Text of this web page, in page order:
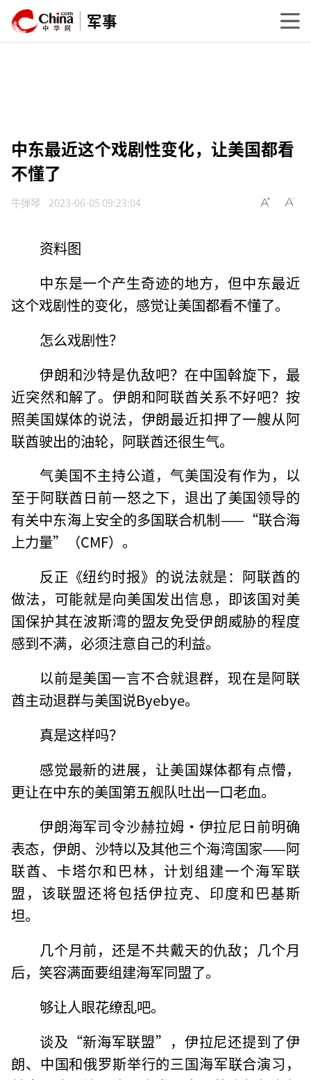
军事
中东最近这个戏剧性变化，让美国都看
不懂了
牛弹琴 2023-06-05 09:23:04
资料图
中东是一个产生奇迹的地方，但中东最近
这个戏剧性的变化，感觉让美国都看不懂了。
怎么戏剧性？
伊朗和沙特是仇敌吧？在中国斡旋下，最
近突然和解了。伊朗和阿联酋关系不好吧？按
照美国媒体的说法，伊朗最近扣押了一艘从阿
联酋驶出的油轮，阿联酋还很生气。
气美国不主持公道，气美国没有作为，以
至于阿联酋日前一怒之下，退出了美国领导的
有关中东海上安全的多国联合机制——“联合海
上力量”（CMF）。
反正《纽约时报》的说法就是：阿联酋的
做法，可能就是向美国发出信息，即该国对美
国保护其在波斯湾的盟友免受伊朗威胁的程度
感到不满，必须注意自己的利益。
以前是美国一言不合就退群，现在是阿联
酋主动退群与美国说Byebye。
真是这样吗？
感觉最新的进展，让美国媒体都有点懵，
更让在中东的美国第五舰队吐出一口老血。
伊朗海军司令沙赫拉姆·伊拉尼日前明确
表态，伊朗、沙特以及其他三个海湾国家——阿
联酋、卡塔尔和巴林，计划组建一个海军联
盟，该联盟还将包括伊拉克、印度和巴基斯
坦。
几个月前，还是不共戴天的仇敌；几个月
后，笑容满面要组建海军同盟了。
够让人眼花缭乱吧。
谈及“新海军联盟”，伊拉尼还提到了伊
朗、中国和俄罗斯举行的三国海军联合演习，